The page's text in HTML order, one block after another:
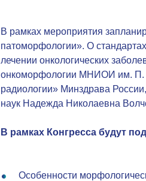
В рамках мероприятия
патоморфологии». О
лечении онкологических
онкоморфологии МНИОИ им.
радиологии» Минздрава
наук Надежда Николаевна
В рамках Конгресса будут
Особенности